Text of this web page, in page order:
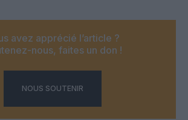
avez apprécié l’article ?
nous, faites un don !
NOUS SOUTENIR